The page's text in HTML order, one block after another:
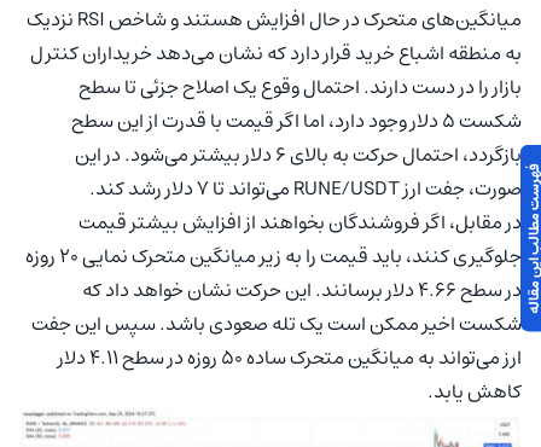
میانگین‌های متحرک در حال افزایش هستند و شاخص RSI نزدیک
به منطقه اشباع خرید قرار دارد که نشان می‌دهد خریداران کنترل
بازار را در دست دارند. احتمال وقوع یک اصلاح جزئی تا سطح
شکست 5 دلار وجود دارد، اما اگر قیمت با قدرت از این سطح
بازگردد، احتمال حرکت به بالای 6 دلار بیشتر می‌شود. در این
صورت، جفت ارز RUNE/USDT می‌تواند تا 7 دلار رشد کند.
در مقابل، اگر فروشندگان بخواهند از افزایش بیشتر قیمت
جلوگیری کنند، باید قیمت را به زیر میانگین متحرک نمایی 20 روزه
در سطح 4.66 دلار برسانند. این حرکت نشان خواهد داد که
شکست اخیر ممکن است یک تله صعودی باشد. سپس این جفت
ارز می‌تواند به میانگین متحرک ساده 50 روزه در سطح 4.11 دلار
کاهش یابد.
مقاله